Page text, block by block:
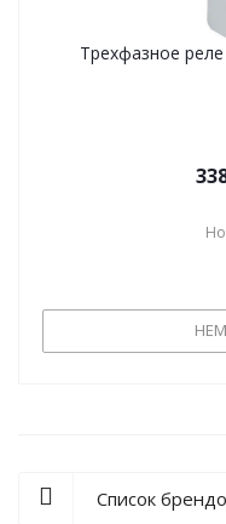
Трехфазное
Список